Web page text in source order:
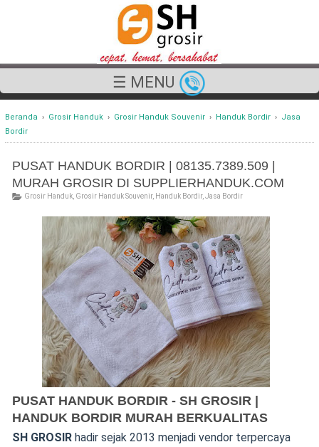
☰ MENU
Beranda › Grosir Handuk › Grosir Handuk Souvenir › Handuk Bordir › Jasa
Bordir
PUSAT HANDUK BORDIR | 08135.7389.509 |
MURAH GROSIR DI SUPPLIERHANDUK.COM
Grosir Handuk, Grosir Handuk Souvenir, Handuk Bordir, Jasa Bordir
PUSAT HANDUK BORDIR - SH GROSIR |
HANDUK BORDIR MURAH BERKUALITAS
SH GROSIRhadir sejak 2013 menjadi vendor terpercaya